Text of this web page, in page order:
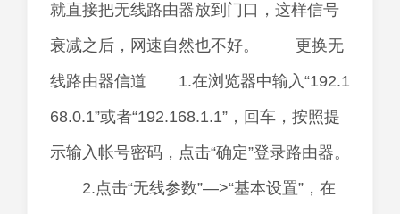
就直接把无线路由器放到门口，这样信号
衰减之后，网速自然也不好。 更换无
线路由器信道 1.在浏览器中输入“192.1
68.0.1”或者“192.168.1.1”，回车，按照提
示输入帐号密码，点击“确定”登录路由器。
2.点击“无线参数”—>“基本设置”，在